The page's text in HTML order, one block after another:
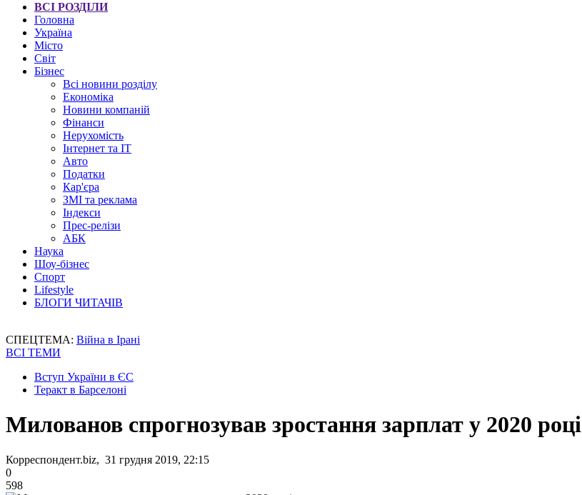
ВСІ РОЗДІЛИ
Головна
Україна
Місто
Світ
Бізнес
Всі новини розділу
Економіка
Новини компаній
Фінанси
Нерухомість
Інтернет та IT
Авто
Податки
Кар'єра
ЗМІ та реклама
Індекси
Прес-релізи
АБК
Наука
Шоу-бізнес
Спорт
Lifestyle
БЛОГИ ЧИТАЧІВ
СПЕЦТЕМА: Війна в Ірані
ВСІ ТЕМИ
Вступ України в ЄС
Теракт в Барселоні
Милованов спрогнозував зростання зарплат у 2020 році
Корреспондент.biz, 31 грудня 2019, 22:15
0
598